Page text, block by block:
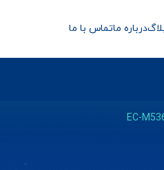
درباره ماتماس با ما